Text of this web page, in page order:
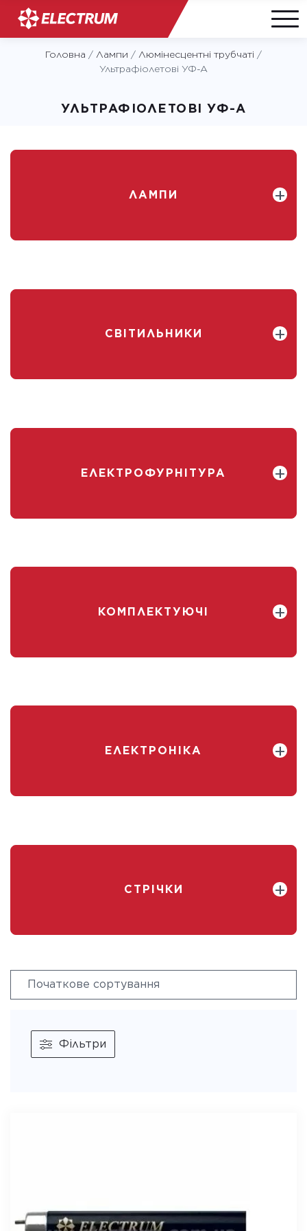
Головна / Лампи / Люмінесцентні трубчаті /
Ультрафіолетові УФ-А
УЛЬТРАФІОЛЕТОВІ УФ-А
ЛАМПИ
СВІТИЛЬНИКИ
ЕЛЕКТРОФУРНІТУРА
КОМПЛЕКТУЮЧІ
ЕЛЕКТРОНІКА
СТРІЧКИ
Фільтри